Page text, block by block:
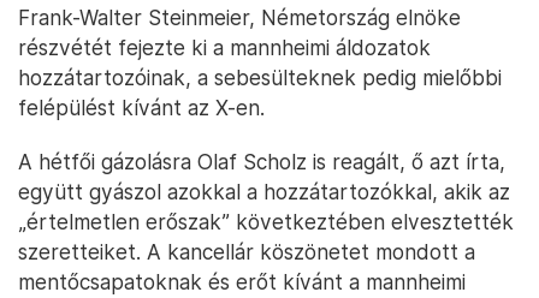
Frank-Walter Steinmeier, Németország elnöke
részvétét fejezte ki a mannheimi áldozatok
hozzátartozóinak, a sebesülteknek pedig mielőbbi
felépülést kívánt az X-en.
A hétfői gázolásra Olaf Scholz is reagált, ő azt írta,
együtt gyászol azokkal a hozzátartozókkal, akik az
„értelmetlen erőszak” következtében elvesztették
szeretteiket. A kancellár köszönetet mondott a
mentőcsapatoknak és erőt kívánt a mannheimi